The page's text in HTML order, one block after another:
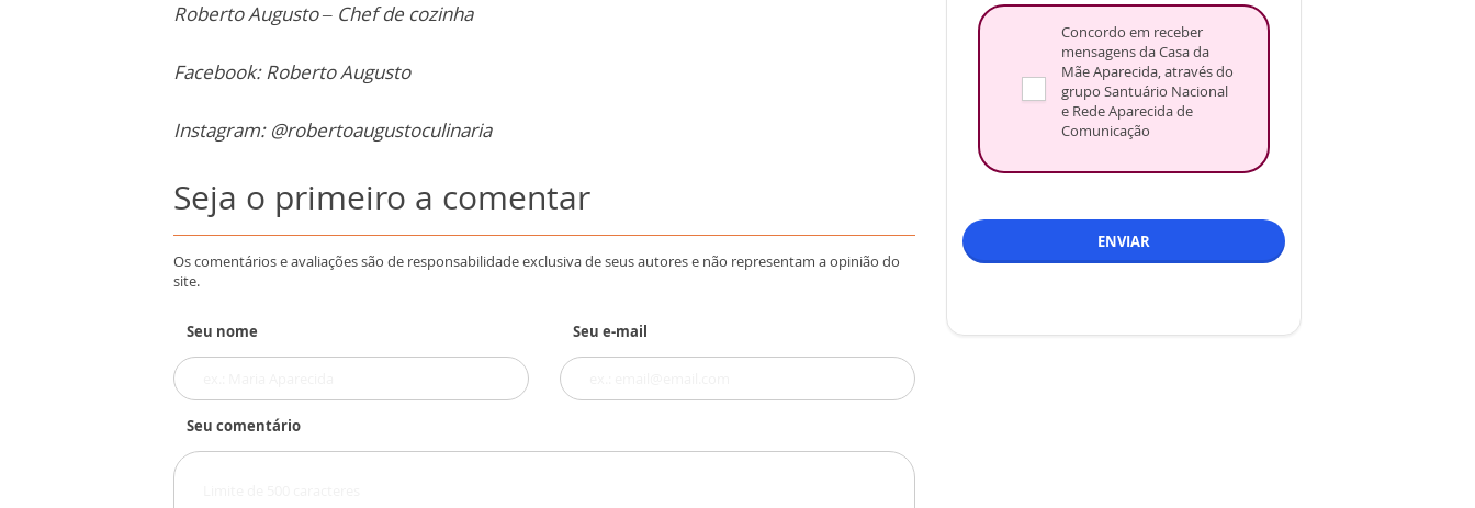
Roberto Augusto – Chef de cozinha
Facebook: Roberto Augusto
Instagram: @robertoaugustoculinaria
Seja o primeiro a comentar
Os comentários e avaliações são de responsabilidade exclusiva de seus autores e não representam a opinião do
site.
Seu nome Seu e-mail
Seu comentário
Concordo em receber
mensagens da Casa da
Mãe Aparecida, através do
grupo Santuário Nacional
e Rede Aparecida de
Comunicação
ENVIAR